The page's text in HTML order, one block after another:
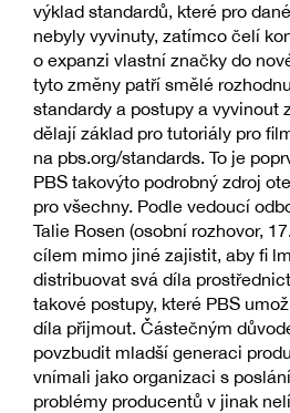
výklad standardů, které pro
nebyly vyvinuty, zatímco čelí
o expanzi vlastní značky do
tyto změny patří smělé
standardy a postupy a vyvinout
dělají základ pro tutoriály pro
na pbs.org/standards. To je
PBS takovýto podrobný zdroj
pro všechny. Podle vedoucí
Talie Rosen (osobní rozhovor,
cílem mimo jiné zajistit, aby fi
distribuovat svá díla
takové postupy, které PBS
díla přijmout. Částečným
povzbudit mladší generaci
vnímali jako organizaci s
problémy producentů v jinak